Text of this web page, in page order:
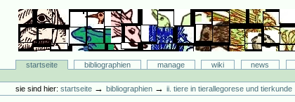
Direkt
Navigation
Bibliographie-Portal
Sektionenstartseite bibliographien manage wiki news
Werkzeuge
sie sind hier: startseite →bibliographien →ii. tiere in tierallegorese und tierkunde